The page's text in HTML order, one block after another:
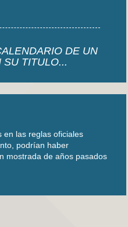
DE UN
SU TITULO...
en las reglas oficiales
podrían haber
mostrada de años pasados